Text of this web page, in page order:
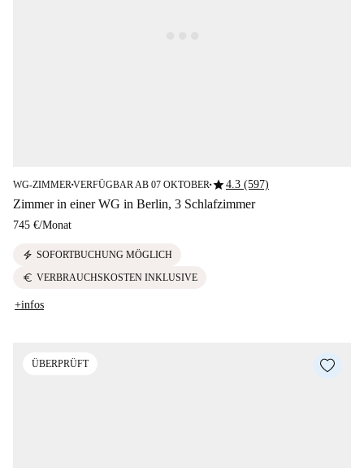
WG-ZIMMER ■VERFÜGBAR AB 07 OKTOBER ■star4.3 (597)
Zimmer in einer WG in Berlin, 3 Schlafzimmer
745 €/Monat
electric_bolt SOFORTBUCHUNG MÖGLICH
euro VERBRAUCHSKOSTEN INKLUSIVE
+infos
ÜBERPRÜFT